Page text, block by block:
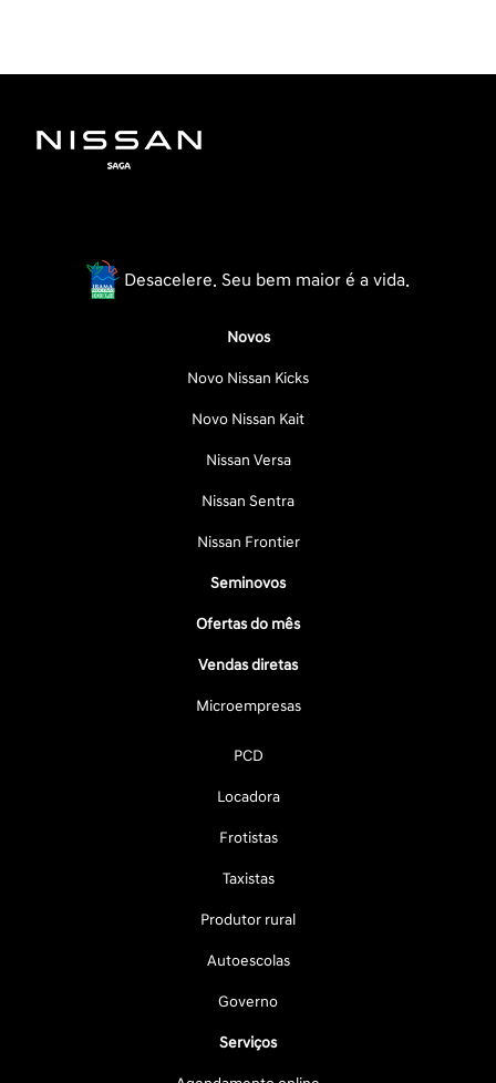
Desacelere. Seu bem maior é a vida.
Novos
Novo Nissan Kicks
Novo Nissan Kait
Nissan Versa
Nissan Sentra
Nissan Frontier
Seminovos
Ofertas do mês
Vendas diretas
Microempresas
PCD
Locadora
Frotistas
Taxistas
Produtor rural
Autoescolas
Governo
Serviços